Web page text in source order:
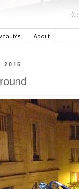
About
2015